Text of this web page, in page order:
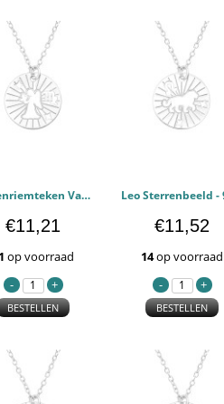
Dierenriemteken Van De Maagd - 925 sterling zilver Kettingen PCJW43939
€11,21
op voorraad
BESTELLEN
€11,52
14op voorraad
BESTELLEN